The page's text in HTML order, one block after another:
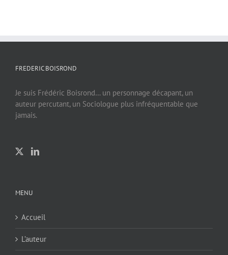
FREDERIC BOISROND
Je suis Frédéric Boisrond… un personnage décapant, un
auteur percutant, un Sociologue plus infréquentable que
jamais.
MENU
Accueil
L’auteur